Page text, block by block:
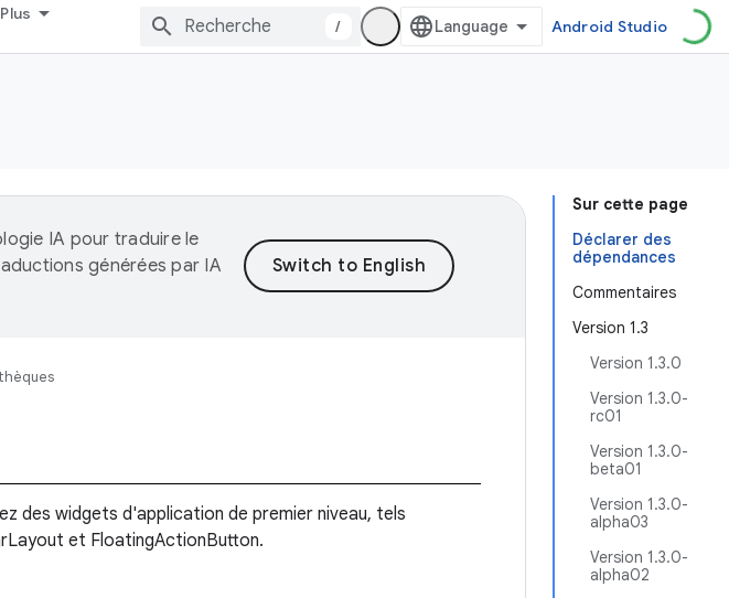
Plus
/ Android Studio
Sur cette page
Déclarer des
dépendances
Commentaires
Version 1.3
Version 1.3.0
Version 1.3.0-
rc01
Version 1.3.0-
beta01
Version 1.3.0-
alpha03
Version 1.3.0-
alpha02
IA pour traduire le
générées par IA
des widgets d'application de premier niveau, tels
et FloatingActionButton.